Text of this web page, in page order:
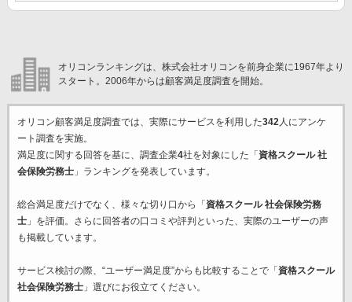
オリコンランキングは、株式会社オリコンを前身企業に1967年より
スタート。2006年からは顧客満足度調査を開始。
オリコン顧客満足度調査では、実際にサービスを利用した342人にアンケ
ート調査を実施。
満足度に関する回答を基に、調査企業4社を対象にした「 資格スクール 社
会保険労務士」ランキングを発表しています。
総合満足度だけでなく、様々な切り口から「 資格スクール 社会保険労務
士」を評価。さらに回答者の口コミや評判といった、実際のユーザーの声
も掲載しています。
サービス検討の際、“ユーザー満足度”からも比較することで「 資格スクール
社会保険労務士」選びにお役立てください。